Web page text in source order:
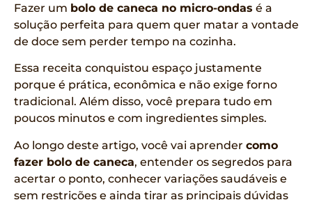
Fazer um bolo de caneca no micro-ondas é a
solução perfeita para quem quer matar a vontade
de doce sem perder tempo na cozinha.
Essa receita conquistou espaço justamente
porque é prática, econômica e não exige forno
tradicional. Além disso, você prepara tudo em
poucos minutos e com ingredientes simples.
Ao longo deste artigo, você vai aprender como
fazer bolo de caneca, entender os segredos para
acertar o ponto, conhecer variações saudáveis e
sem restrições e ainda tirar as principais dúvidas